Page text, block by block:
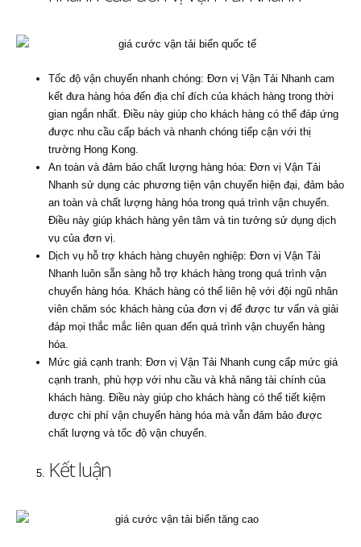
Tốc độ vận chuyển nhanh chóng: Đơn vị Vận Tải Nhanh cam
kết đưa hàng hóa đến địa chỉ đích của khách hàng trong thời
gian ngắn nhất. Điều này giúp cho khách hàng có thể đáp ứng
được nhu cầu cấp bách và nhanh chóng tiếp cận với thị
trường Hong Kong.
An toàn và đảm bảo chất lượng hàng hóa: Đơn vị Vận Tải
Nhanh sử dụng các phương tiện vận chuyển hiện đại, đảm bảo
an toàn và chất lượng hàng hóa trong quá trình vận chuyển.
Điều này giúp khách hàng yên tâm và tin tưởng sử dụng dịch
vụ của đơn vị.
Dịch vụ hỗ trợ khách hàng chuyên nghiệp: Đơn vị Vận Tải
Nhanh luôn sẵn sàng hỗ trợ khách hàng trong quá trình vận
chuyển hàng hóa. Khách hàng có thể liên hệ với đội ngũ nhân
viên chăm sóc khách hàng của đơn vị để được tư vấn và giải
đáp mọi thắc mắc liên quan đến quá trình vận chuyển hàng
hóa.
Mức giá cạnh tranh: Đơn vị Vận Tải Nhanh cung cấp mức giá
cạnh tranh, phù hợp với nhu cầu và khả năng tài chính của
khách hàng. Điều này giúp cho khách hàng có thể tiết kiệm
được chi phí vận chuyển hàng hóa mà vẫn đảm bảo được
chất lượng và tốc độ vận chuyển.
Kết luận